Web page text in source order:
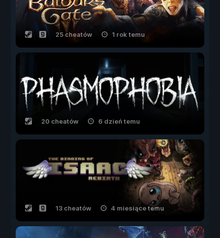
25 cheatów 1 rok temu
20 cheatów 6 dzień temu
13 cheatów 4 miesiące temu